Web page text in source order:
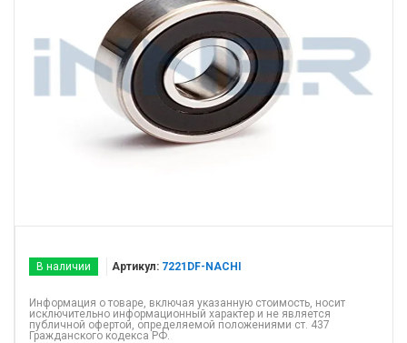
В наличии Артикул: 7221DF-NACHI
Информация о товаре, включая указанную стоимость, носит
исключительно информационный характер и не является
публичной офертой, определяемой положениями ст. 437
Гражданского кодекса РФ.